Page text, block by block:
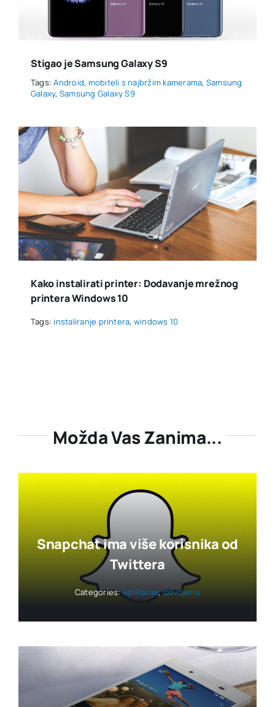
Stigao je Samsung Galaxy S9
Tags:Android, mobiteli s najbržim kamerama, Samsung
Galaxy, Samsung Galaxy S9
Kako instalirati printer: Dodavanje mrežnog
printera Windows 10
Tags: instaliranje printera, windows 10
Možda Vas Zanima...
Snapchat ima više korisnika od
Twittera
Categories:Aplikacije,Izdvojeno